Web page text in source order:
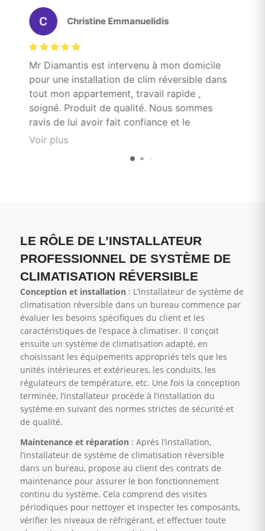
Christine Emmanuelidis
Mr Diamantis est intervenu à mon domicile
pour une installation de clim réversible dans
tout mon appartement, travail rapide ,
soigné. Produit de qualité. Nous sommes
ravis de lui avoir fait confiance et le
recommandons sans hésitation
Voir plus
LE RÔLE DE L’INSTALLATEUR
PROFESSIONNEL DE SYSTÈME DE
CLIMATISATION RÉVERSIBLE
Conception et installation : L’installateur de système de
climatisation réversible dans un bureau commence par
évaluer les besoins spécifiques du client et les
caractéristiques de l’espace à climatiser. Il conçoit
ensuite un système de climatisation adapté, en
choisissant les équipements appropriés tels que les
unités intérieures et extérieures, les conduits, les
régulateurs de température, etc. Une fois la conception
terminée, l’installateur procède à l’installation du
système en suivant des normes strictes de sécurité et
de qualité.
Maintenance et réparation : Après l’installation,
l’installateur de système de climatisation réversible
dans un bureau, propose au client des contrats de
maintenance pour assurer le bon fonctionnement
continu du système. Cela comprend des visites
périodiques pour nettoyer et inspecter les composants,
vérifier les niveaux de réfrigérant, et effectuer toute